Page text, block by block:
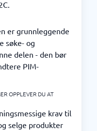
er grunnleggende
søke- og
delen - den bør
PIM-
OPPLEVER DU AT
krav til
selge produkter